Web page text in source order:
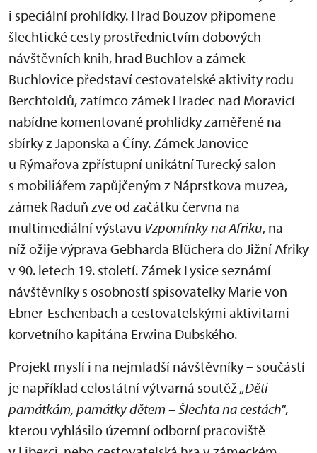
i speciální prohlídky. Hrad Bouzov připomene
šlechtické cesty prostřednictvím dobových
návštěvních knih, hrad Buchlov a zámek
Buchlovice představí cestovatelské aktivity rodu
Berchtoldů, zatímco zámek Hradec nad Moravicí
nabídne komentované prohlídky zaměřené na
sbírky z Japonska a Číny. Zámek Janovice
u Rýmařova zpřístupní unikátní Turecký salon
s mobiliářem zapůjčeným z Náprstkova muzea,
zámek Raduň zve od začátku června na
multimediální výstavu Vzpomínky na Afriku, na
níž ožije výprava Gebharda Blüchera do Jižní Afriky
v 90. letech 19. století. Zámek Lysice seznámí
návštěvníky s osobností spisovatelky Marie von
Ebner-Eschenbach a cestovatelskými aktivitami
korvetního kapitána Erwina Dubského.
Projekt myslí i na nejmladší návštěvníky – součástí
je například celostátní výtvarná soutěž„Děti
památkám, památky dětem – Šlechta na cestách",
kterou vyhlásilo územní odborní pracoviště